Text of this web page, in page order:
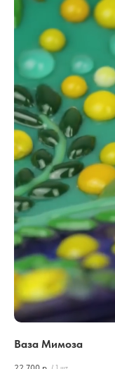
Ваза Мимоза
/ 1 шт